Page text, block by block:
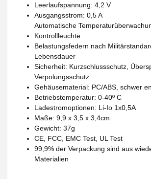
Leerlaufspannung: 4,2 V
Ausgangsstrom: 0,5 A
Automatische
Kontrollleuchte
Belastungsfedern nach
Lebensdauer
Sicherheit: Kurzschlussschutz,
Verpolungsschutz
Gehäusematerial: PC/ABS, schwer
Betriebstemperatur: 0-40º C
Ladestromoptionen: Li-Io 1x0,5A
Maße: 9,9 x 3,5 x 3,4cm
Gewicht: 37g
CE, FCC, EMC Test, UL Test
99,9% der Verpackung sind aus
Materialien